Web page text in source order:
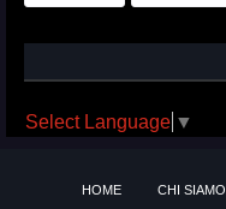
Select Language ▼
HOME CHI SIAMO